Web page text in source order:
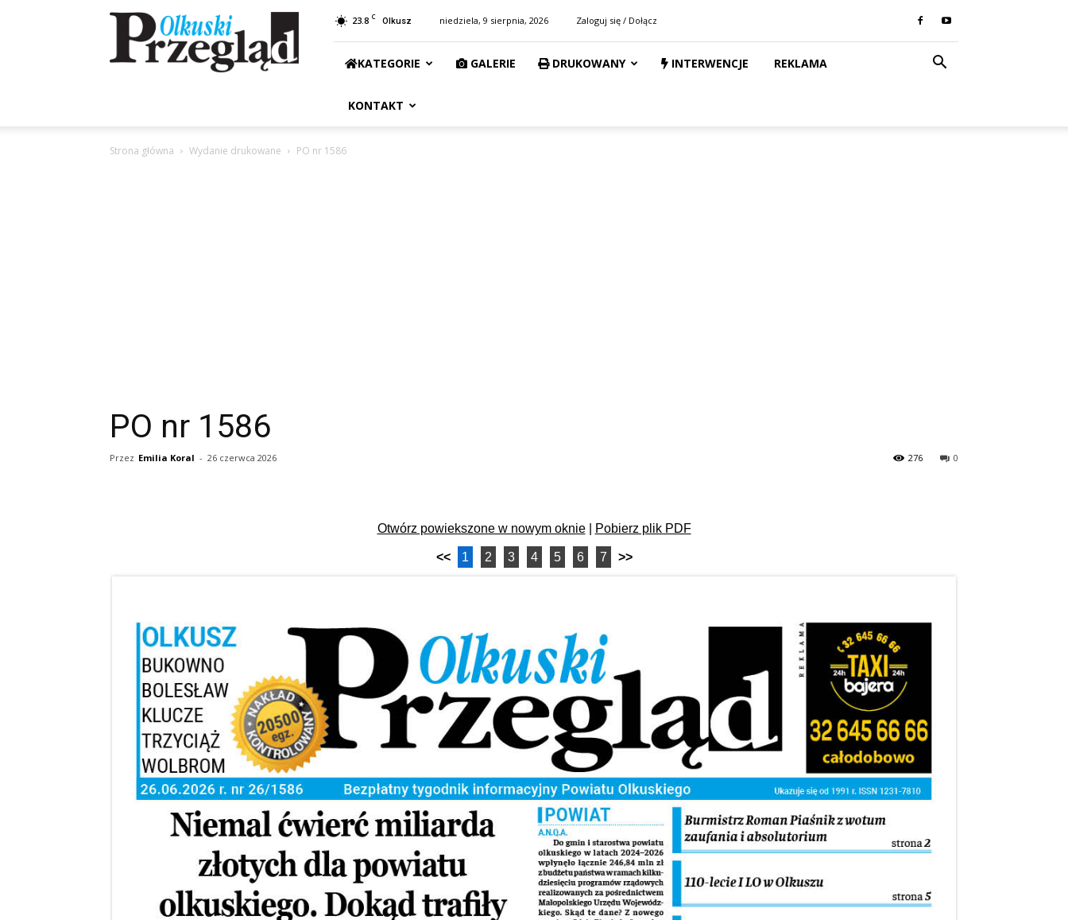
Przegląd
Olkuski
23.8 C Olkusz niedziela, 9 sierpnia, 2026 Zaloguj się / Dołącz
KATEGORIE GALERIE DRUKOWANY INTERWENCJE REKLAMA
KONTAKT
Strona główna Wydanie drukowane PO nr 1586
PO nr 1586
Przez Emilia Koral - 26 czerwca 2026 0
276